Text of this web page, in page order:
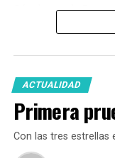
Sánchez y de
tantos, que no
rival.
El técnico
disponibles a
Matías Pardo que
amarillas ante
ACTUALIDAD
Primera
Con las tres estrellas